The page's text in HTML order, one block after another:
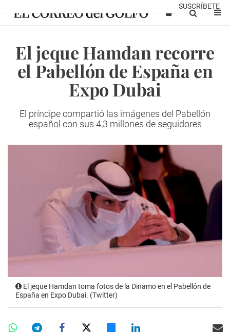
SUSCRÍBETE
El jeque Hamdan recorre
el Pabellón de España en
Expo Dubai
El príncipe compartió las imágenes del Pabellón
español con sus 4,3 millones de seguidores
El jeque Hamdan toma fotos de la Dinamo en el Pabellón de
España en Expo Dubai. (Twitter)